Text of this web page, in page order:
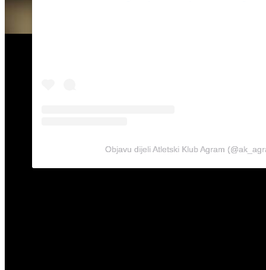
Objavu dijeli Atletski Klub Agram